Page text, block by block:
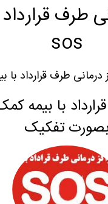
طرف قرارداد
sos
درمانی طرف قرارداد
با بیمه
تفکیک